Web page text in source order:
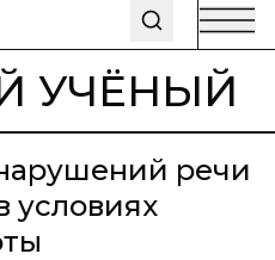
УЧЁНЫЙ
речи
условиях